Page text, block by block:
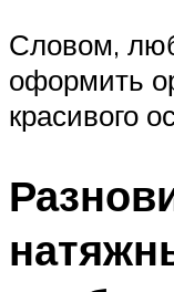
Словом,
оформить
красивого